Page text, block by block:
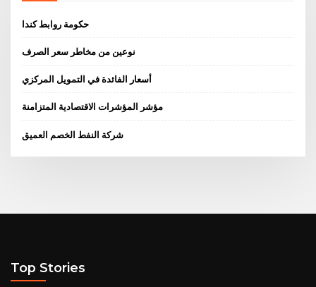
حكومة روابط كندا
نوعين من مخاطر سعر الصرف
أسعار الفائدة في التمويل المركزي
مؤشر المؤشرات الاقتصادية المتزامنة
شركة النفط الخصم العميق
Top Stories